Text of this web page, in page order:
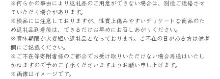
※何らかの事由により返礼品のご用意ができない場合は、別途ご連絡させ
ていただく場合があります。
※検品には注意しておりますが、性質上傷みやすいデリケートな商品のた
め返礼品到着後は、できるだけお早めにお召しあがりください。
※賞味期限が大変短い返礼品となっております。ご不在の日がある方は備考
欄にご記載ください。
※ご不在等寄附者様のご都合でお受け取りいただけない場合再送はいたし
かねますので予めご了承くださいますようお願い申し上げます。
※画像はイメージです。